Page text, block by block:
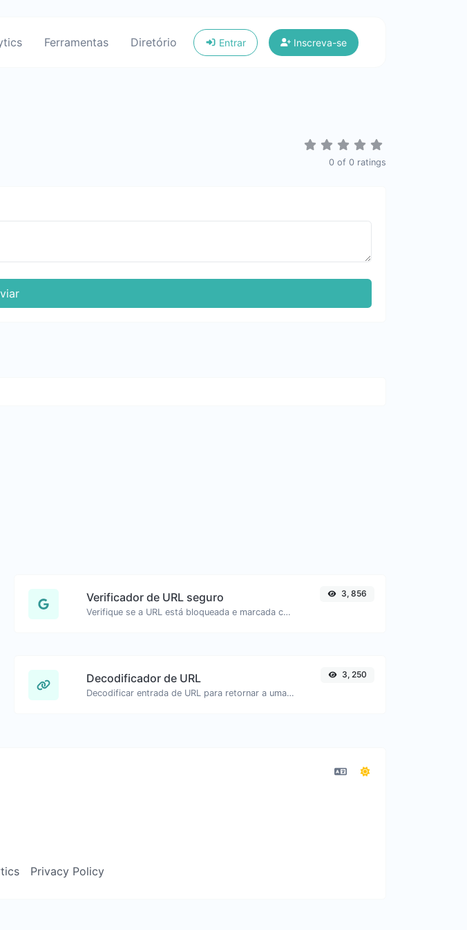
Ferramentas Diretório Entrar Inscreva-se
0 of 0 ratings
Verificador de URL seguro
Verifique se a URL está bloqueada e marcada como segura/insegura pelo Google.
3, 856
Decodificador de URL
Decodificar entrada de URL para retornar a uma string normal.
3, 250
Privacy Policy